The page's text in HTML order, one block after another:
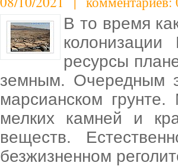
В то время
ресурсы
земным. Очередным
марсианском грунте.
мелких камней и
веществ.
безжизненном